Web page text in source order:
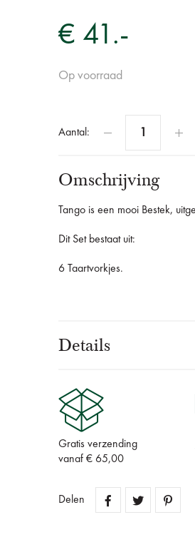
€ 41.-
Op voorraad
Aantal:
Omschrijving
Tango is een mooi Bestek,
Dit Set bestaat uit:
6 Taartvorkjes.
Details
Gratis verzending
vanaf € 65,00
Delen